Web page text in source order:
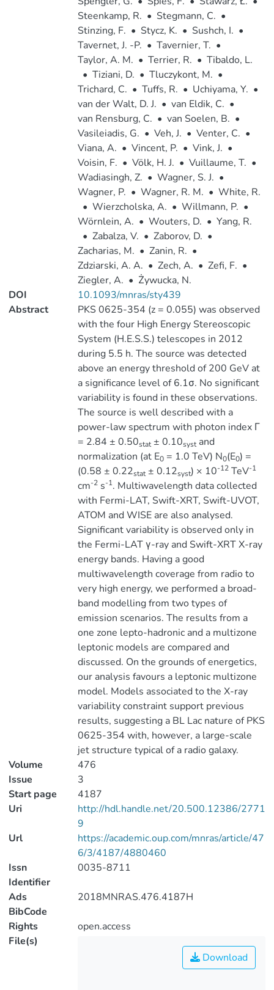
Steenkamp, R. • Stegmann, C. •
Stinzing, F. • Stycz, K. • Sushch, I. •
Tavernet, J. -P. • Tavernier, T. •
Taylor, A. M. • Terrier, R. • Tibaldo, L.
• Tiziani, D. • Tluczykont, M. •
Trichard, C. • Tuffs, R. • Uchiyama, Y. •
van der Walt, D. J. • van Eldik, C. •
van Rensburg, C. • van Soelen, B. •
Vasileiadis, G. • Veh, J. • Venter, C. •
Viana, A. • Vincent, P. • Vink, J. •
Voisin, F. • Völk, H. J. • Vuillaume, T. •
Wadiasingh, Z. • Wagner, S. J. •
Wagner, P. • Wagner, R. M. • White, R.
• Wierzcholska, A. • Willmann, P. •
Wörnlein, A. • Wouters, D. • Yang, R.
• Zabalza, V. • Zaborov, D. •
Zacharias, M. • Zanin, R. •
Zdziarski, A. A. • Zech, A. • Zefi, F. •
Ziegler, A. • Żywucka, N.
DOI
10.1093/mnras/sty439
Abstract
PKS 0625-354 (z = 0.055) was observed
with the four High Energy Stereoscopic
System (H.E.S.S.) telescopes in 2012
during 5.5 h. The source was detected
above an energy threshold of 200 GeV at
a significance level of 6.1σ. No significant
variability is found in these observations.
The source is well described with a
power-law spectrum with photon index Γ
= 2.84 ± 0.50stat± 0.10systand
normalization (at E0= 1.0 TeV) N0(E0) =
(0.58 ± 0.22stat± 0.12syst) × 10-12TeV-1
cm-2s-1. Multiwavelength data collected
with Fermi-LAT, Swift-XRT, Swift-UVOT,
ATOM and WISE are also analysed.
Significant variability is observed only in
the Fermi-LAT γ-ray and Swift-XRT X-ray
energy bands. Having a good
multiwavelength coverage from radio to
very high energy, we performed a broad-
band modelling from two types of
emission scenarios. The results from a
one zone lepto-hadronic and a multizone
leptonic models are compared and
discussed. On the grounds of energetics,
our analysis favours a leptonic multizone
model. Models associated to the X-ray
variability constraint support previous
results, suggesting a BL Lac nature of PKS
0625-354 with, however, a large-scale
jet structure typical of a radio galaxy.
Volume
476
Issue
3
Start page
4187
Uri
http://hdl.handle.net/20.500.12386/2771
9
Url
https://academic.oup.com/mnras/article/47
6/3/4187/4880460
Issn
Identifier
0035-8711
Ads
BibCode
2018MNRAS.476.4187H
Rights
open.access
File(s)
Download